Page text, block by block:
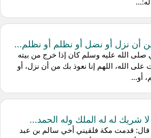
له:...
من أن نزل أو نضل أو نظلم أو نظلم...
صلى الله عليه وسلم كان إذا خرج من بيته
على الله، اللهم إنا نعوذ بك من أن نزل، أو
أو...
لا شريك له له الملك وله الحمد...
قال: قدمت مكة فلقيني أخي سالم بن عبد